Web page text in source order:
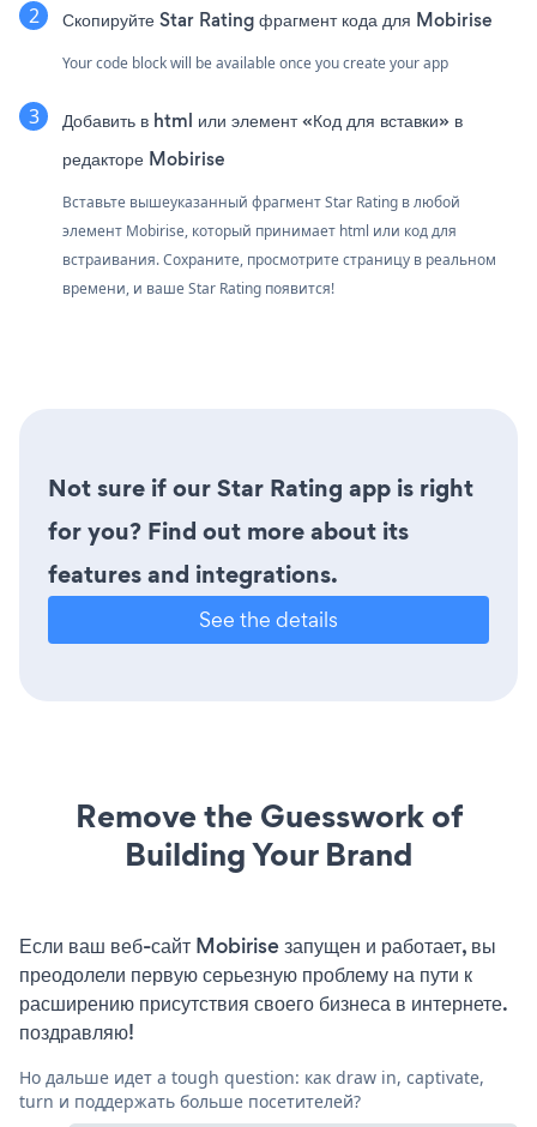
Скопируйте Star Rating фрагмент кода для Mobirise
Your code block will be available once you create your app
Добавить в html или элемент «Код для вставки» в
редакторе Mobirise
Вставьте вышеуказанный фрагмент Star Rating в любой
элемент Mobirise, который принимает html или код для
встраивания. Сохраните, просмотрите страницу в реальном
времени, и ваше Star Rating появится!
Not sure if our Star Rating app is right
for you? Find out more about its
features and integrations.
See the details
Remove the Guesswork of
Building Your Brand
Если ваш веб-сайт Mobirise запущен и работает, вы
преодолели первую серьезную проблему на пути к
расширению присутствия своего бизнеса в интернете.
поздравляю!
Но дальше идет a tough question: как draw in, captivate,
turn и поддержать больше посетителей?